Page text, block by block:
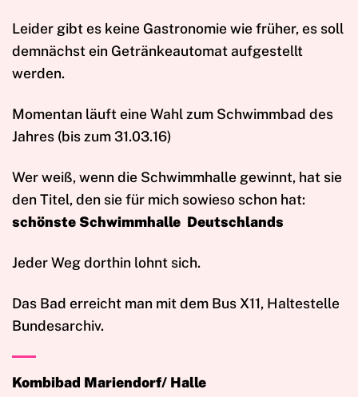
Leider gibt es keine Gastronomie wie früher, es soll
demnächst ein Getränkeautomat aufgestellt
werden.
Momentan läuft eine Wahl zum Schwimmbad des
Jahres (bis zum 31.03.16)
Wer weiß, wenn die Schwimmhalle gewinnt, hat sie
den Titel, den sie für mich sowieso schon hat:
schönste Schwimmhalle Deutschlands
Jeder Weg dorthin lohnt sich.
Das Bad erreicht man mit dem Bus X11, Haltestelle
Bundesarchiv.
Kombibad Mariendorf/ Halle